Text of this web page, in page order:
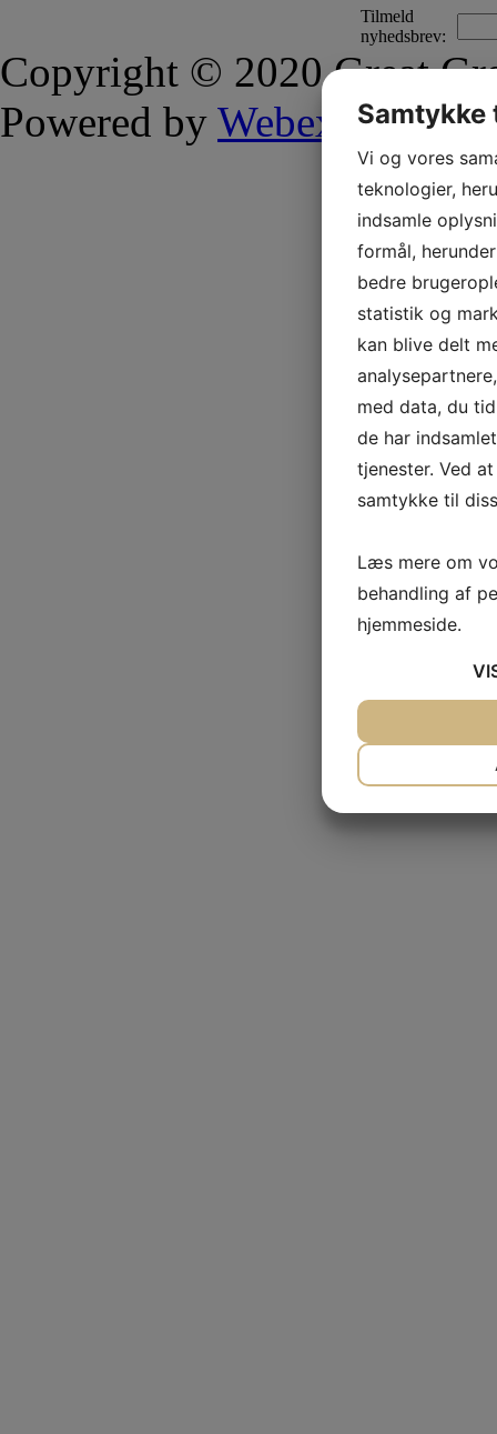
Tilmeld
nyhedsbrev:
Copyright © 2020 Great
Powered by Webex
Vi og vores
teknologier,
indsamle
formål,
bedre
statistik og
kan blive delt
med data, du
de har
tjenester. Ved
samtykke til
Læs mere om
behandling af
hjemmeside.